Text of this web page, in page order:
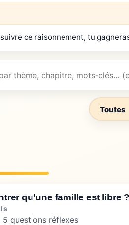
ce raisonnement, tu
Toutes
qu'une famille est libre ?
5 questions réflexes